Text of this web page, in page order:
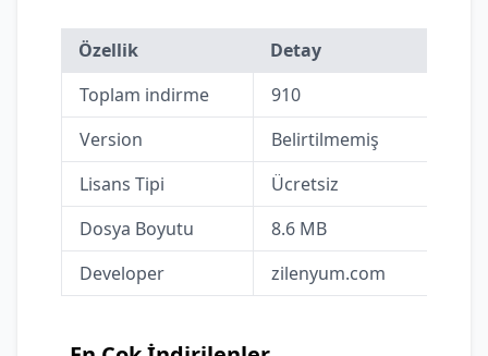
Özellik
Detay
Toplam indirme
910
Version
Belirtilmemiş
Lisans Tipi
Ücretsiz
Dosya Boyutu
8.6 MB
Developer
zilenyum.com